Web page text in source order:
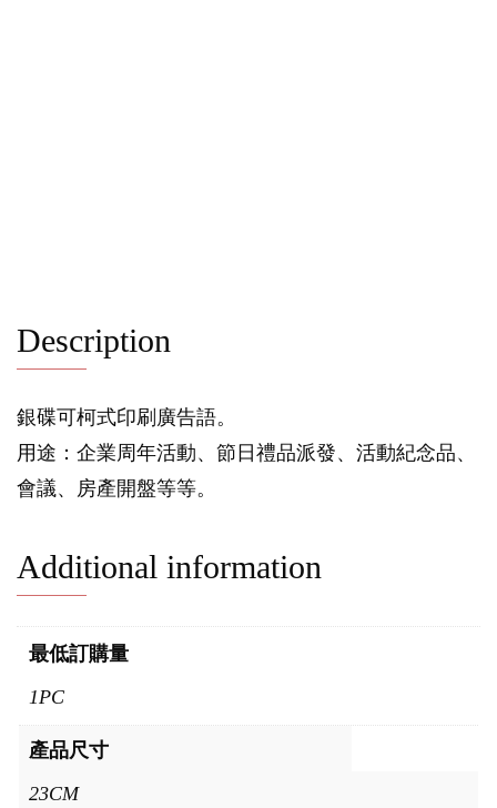
Description
銀碟可柯式印刷廣告語。
用途：企業周年活動、節日禮品派發、活動紀念品、
會議、房產開盤等等。
Additional information
最低訂購量
1PC
產品尺寸
23CM